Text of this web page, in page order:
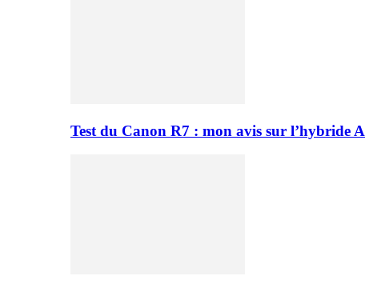
Test du Canon R7 : mon avis sur l’hybride